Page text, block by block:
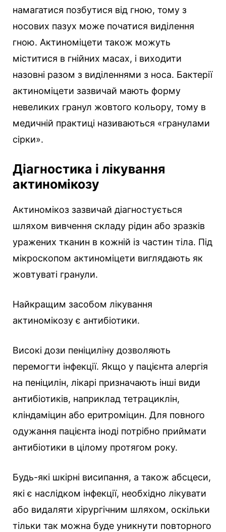
намагатися позбутися від гною, тому з
носових пазух може початися виділення
гною. Актиноміцети також можуть
міститися в гнійних масах, і виходити
назовні разом з виділеннями з носа. Бактерії
актиноміцети зазвичай мають форму
невеликих гранул жовтого кольору, тому в
медичній практиці називаються «гранулами
сірки».
Діагностика і лікування
актиномікозу
Актиномікоз зазвичай діагностується
шляхом вивчення складу рідин або зразків
уражених тканин в кожній із частин тіла. Під
мікроскопом актиноміцети виглядають як
жовтуваті гранули.
Найкращим засобом лікування
актиномікозу є антибіотики.
Високі дози пеніциліну дозволяють
перемогти інфекції. Якщо у пацієнта алергія
на пеніцилін, лікарі призначають інші види
антибіотиків, наприклад тетрациклін,
кліндаміцин або еритроміцин. Для повного
одужання пацієнта іноді потрібно приймати
антибіотики в цілому протягом року.
Будь-які шкірні висипання, а також абсцеси,
які є наслідком інфекції, необхідно лікувати
або видаляти хірургічним шляхом, оскільки
тільки так можна буде уникнути повторного